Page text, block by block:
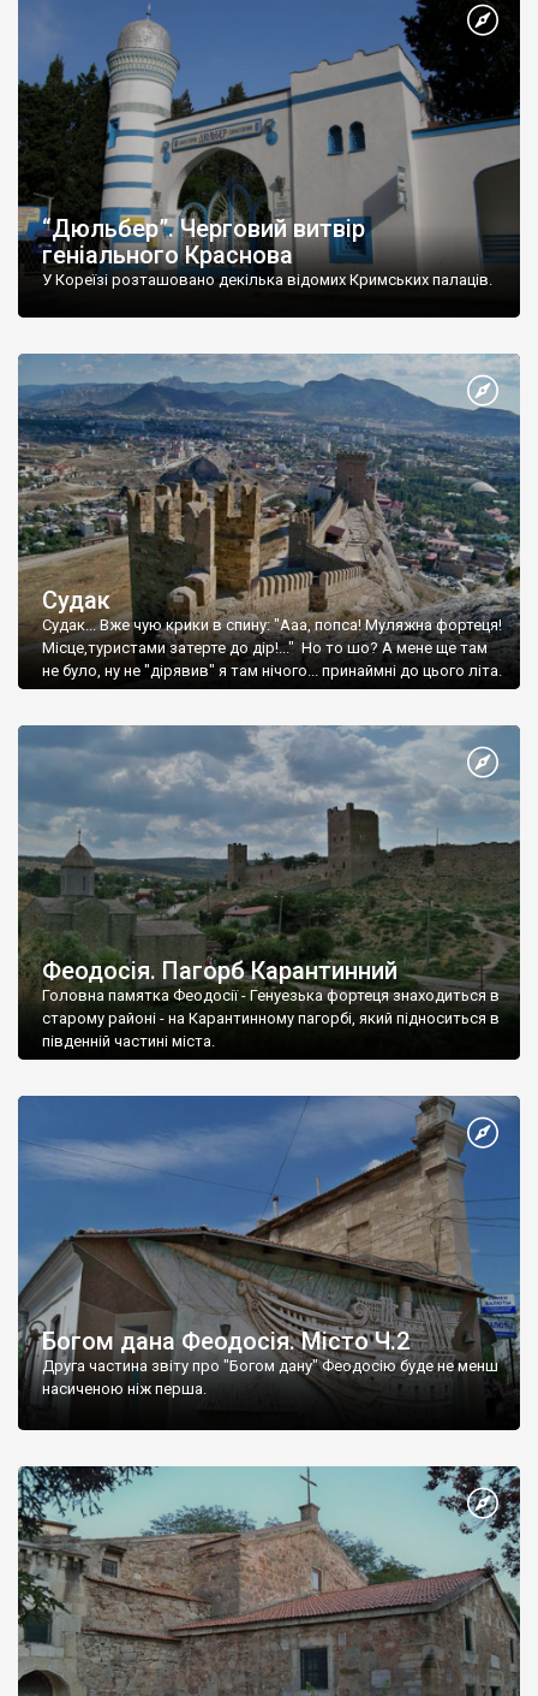
“Дюльбер”. Черговий витвір
геніального Краснова
У Кореїзі розташовано декілька відомих Кримських палаців.
Судак
Судак... Вже чую крики в спину: "Ааа, попса! Муляжна фортеця!
Місце,туристами затерте до дір!..." Но то шо? А мене ще там
не було, ну не "дірявив" я там нічого... принаймні до цього літа.
Феодосія. Пагорб Карантинний
Головна памятка Феодосії - Генуезька фортеця знаходиться в
старому районі - на Карантинному пагорбі, який підноситься в
південній частині міста.
Богом дана Феодосія. Місто Ч.2
Друга частина звіту про "Богом дану" Феодосію буде не менш
насиченою ніж перша.